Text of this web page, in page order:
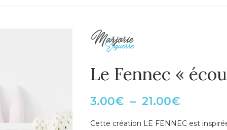
Le Fennec «
3.00€ – 21.00€
Cette création LE FENNEC est